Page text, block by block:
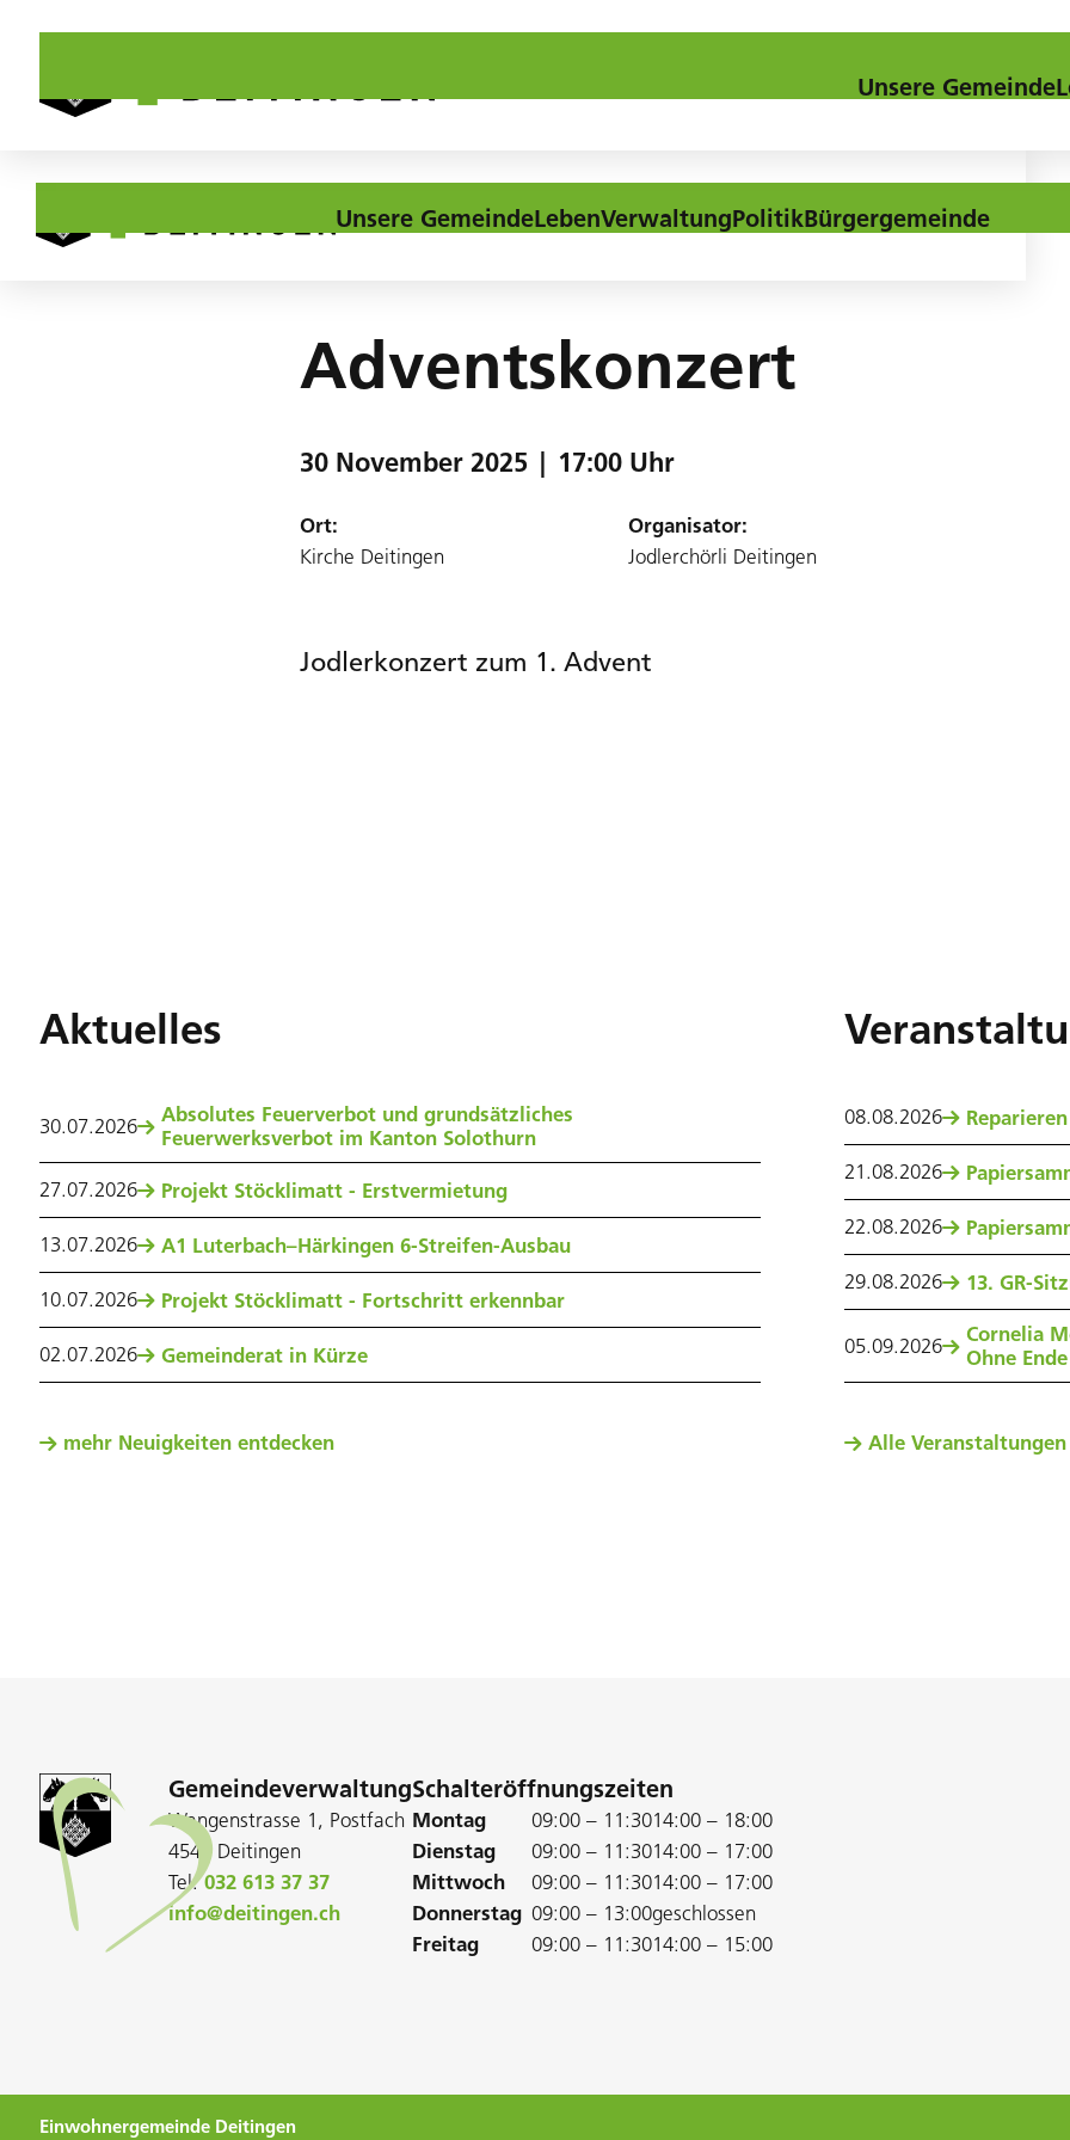
Unsere Gemeinde
Unsere GemeindeLebenVerwaltungPolitikBürgergemeinde
Adventskonzert
30 November 2025 17:00 Uhr
Ort:
Kirche Deitingen
Organisator:
Jodlerchörli Deitingen
Jodlerkonzert zum 1. Advent
Aktuelles
30.07.2026
Absolutes Feuerverbot und grundsätzliches
Feuerwerksverbot im Kanton Solothurn
27.07.2026 Projekt Stöcklimatt - Erstvermietung
13.07.2026 A1 Luterbach–Härkingen 6-Streifen-Ausbau
10.07.2026 Projekt Stöcklimatt - Fortschritt erkennbar
02.07.2026 Gemeinderat in Kürze
mehr Neuigkeiten entdecken
08.08.2026
21 .08.2026
22.08.2026
29.08.2026 13. GR-
05.09.2026
Cornelia
Ohne Ende
Alle Veranstaltungen
Gemeindeverwaltung
Wangenstrasse 1, Postfach
4543 Deitingen
Tel:032 613 37 37
info@deitingen.ch
Schalteröffnungszeiten
Montag 09:00 – 11:3014:00 – 18:00
Dienstag
09:00 – 11:3014:00 – 17:00
Mittwoch
09:00 – 11:3014:00 – 17:00
Donnerstag 09:00 – 13:00geschlossen
Freitag
09:00 – 11:3014:00 – 15:00
Einwohnergemeinde Deitingen